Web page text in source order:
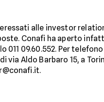
alle investor
Conafi ha aperto
011 09.60.552. Per
via Aldo Barbaro 15, a